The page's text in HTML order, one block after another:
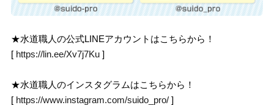
★水道職人の公式LINEアカウントはこちらから！
[ https://lin.ee/Xv7j7Ku ]
★水道職人のインスタグラムはこちらから！
[ https://www.instagram.com/suido_pro/ ]